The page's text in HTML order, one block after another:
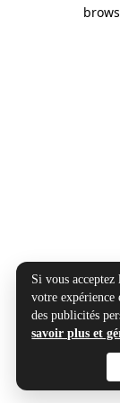
Si vous
votre expérience
des publicités
savoir plus et